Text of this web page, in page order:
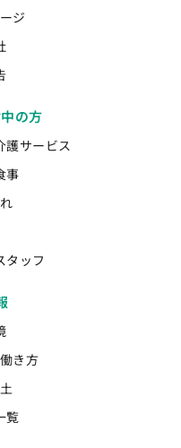
ジ
の方
護サービス
事
タッフ
き方
覧